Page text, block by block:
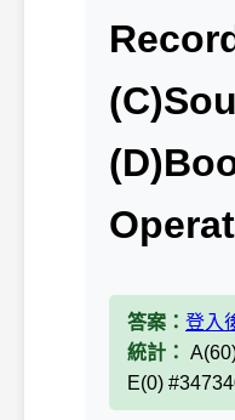
答案： 登入
統計：
E(0)